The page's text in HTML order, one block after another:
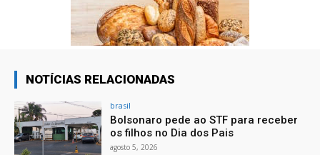
NOTÍCIAS RELACIONADAS
brasil
Bolsonaro pede ao STF para receber
os filhos no Dia dos Pais
agosto 5, 2026